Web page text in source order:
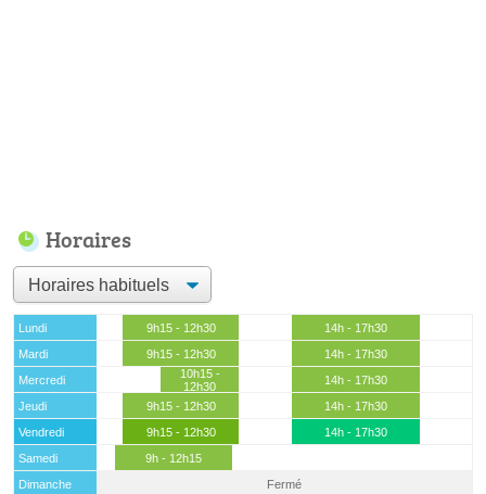
Horaires
Lundi 9h15 - 12h30
14h - 17h30
Mardi
9h15 - 12h30
14h - 17h30
Mercredi
10h15 -
12h30
14h - 17h30
Jeudi
9h15 - 12h30
14h - 17h30
Vendredi
9h15 - 12h30
14h - 17h30
Samedi
9h - 12h15
Dimanche
Fermé